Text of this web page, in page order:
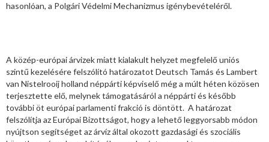
hasonlóan, a Polgári Védelmi Mechanizmus igénybevételéről.
A közép-európai árvizek miatt kialakult helyzet megfelelő uniós
szintű kezelésére felszólító határozatot Deutsch Tamás és Lambert
van Nistelrooij holland néppárti képviselő még a múlt héten közösen
terjesztette elő, melynek támogatásáról a néppárti és később
további öt európai parlamenti frakció is döntött. A határozat
felszólítja az Európai Bizottságot, hogy a lehető leggyorsabb módon
nyújtson segítséget az árvíz által okozott gazdasági és szociális